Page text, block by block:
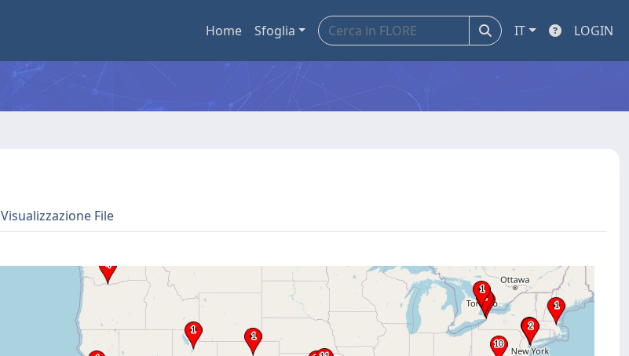
Home Sfoglia IT LOGIN
Visualizzazione File